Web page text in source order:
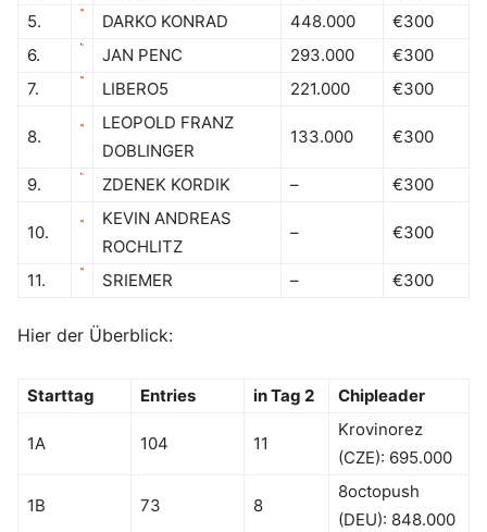
5.
DARKO KONRAD 448.000
€300
6.
JAN PENC 293.000
€300
7.
LIBERO5 221.000 €300
8.
LEOPOLD FRANZ
DOBLINGER
133.000 €300
9. ZDENEK KORDIK – €300
10.
KEVIN ANDREAS
ROCHLITZ
– €300
11. SRIEMER – €300
Hier der Überblick:
Starttag Entries in Tag 2 Chipleader
1A 104 11
Krovinorez
(CZE): 695.000
1B 73 8
8octopush
(DEU): 848.000